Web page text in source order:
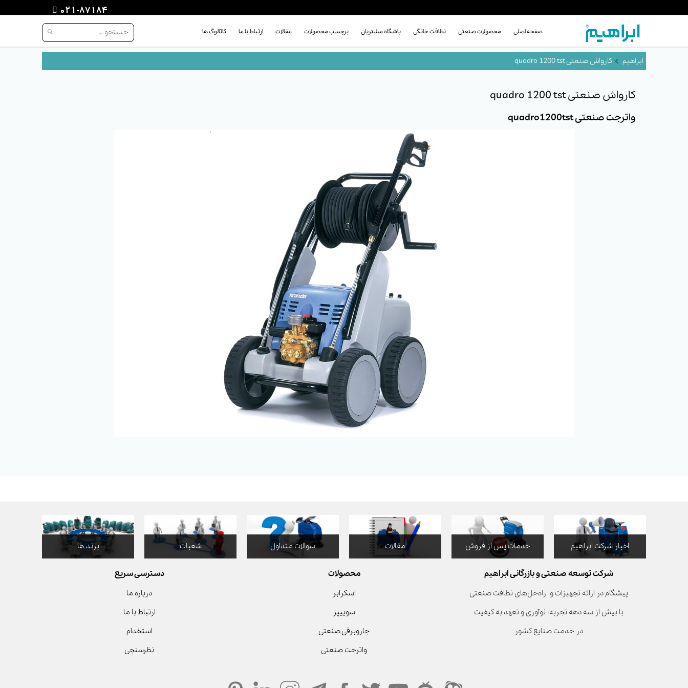
021-87184
صفحه اصلی محصولات صنعتی نظافت خانگی باشگاه مشتریان برچسب محصولات مقالات ارتباط با ما کاتالوگ ها
کارواش صنعتی quadro 1200 tst
کارواش صنعتی quadro 1200 tst
واترجت صنعتی quadro1200tst
اخبار شرکت ابراهیم خدمات پس از فروش مقالات سوالات متداول شعبات برند ها
شرکت توسعه صنعتی و بازرگانی ابراهیم
پیشگام در ارائه تجهیزات و راه‌حل‌های نظافت صنعتی
با بیش از سه دهه تجربه، نوآوری و تعهد به کیفیت
در خدمت صنایع کشور
محصولات
اسکرابر
سوییپر
جاروبرقی صنعتی
واترجت صنعتی
دسترسی سریع
درباره ما
ارتباط با ما
استخدام
نظرسنجی